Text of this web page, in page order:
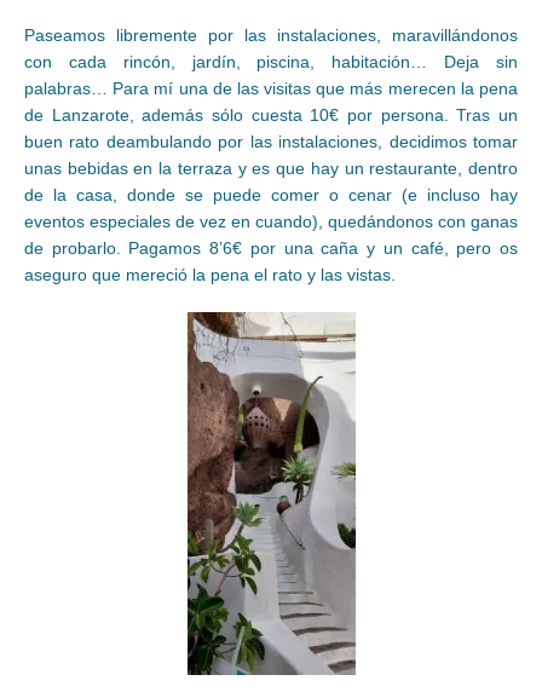
Paseamos libremente por las instalaciones, maravillándonos
con cada rincón, jardín, piscina, habitación… Deja sin
palabras… Para mí una de las visitas que más merecen la pena
de Lanzarote, además sólo cuesta 10€ por persona. Tras un
buen rato deambulando por las instalaciones, decidimos tomar
unas bebidas en la terraza y es que hay un restaurante, dentro
de la casa, donde se puede comer o cenar (e incluso hay
eventos especiales de vez en cuando), quedándonos con ganas
de probarlo. Pagamos 8’6€ por una caña y un café, pero os
aseguro que mereció la pena el rato y las vistas.